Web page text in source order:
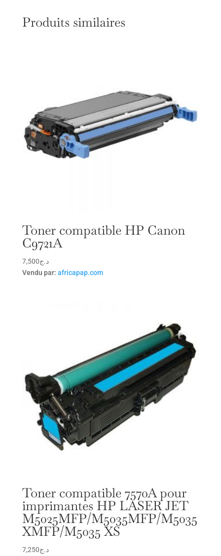
Produits similaires
Toner compatible HP Canon
C9721A
د.ج7,500
Vendu par: africapap.com
Toner compatible 7570A pour
imprimantes HP LASER JET
M5025MFP/M5035MFP/M5035
XMFP/M5035 XS
د.ج7,250